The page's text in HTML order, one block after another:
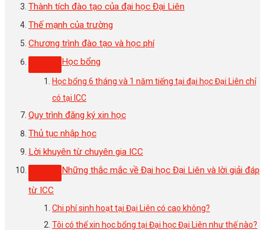
Thành tích đào tạo của đại học Đại Liên
Thế mạnh của trường
Chương trình đào tạo và học phí
Học bổng
Học bổng 6 tháng và 1 năm tiếng tại đại học Đại Liên chỉ
có tại ICC
Quy trình đăng ký xin học
Thủ tục nhập học
Lời khuyên từ chuyên gia ICC
Những thắc mắc về Đại học Đại Liên và lời giải đáp
từ ICC
Chi phí sinh hoạt tại Đại Liên có cao không?
Tôi có thể xin học bổng tại Đại học Đại Liên như thế nào?